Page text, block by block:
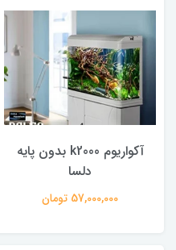
آکواریوم k2000 بدون پایه
دلسا
57,000,000 تومان